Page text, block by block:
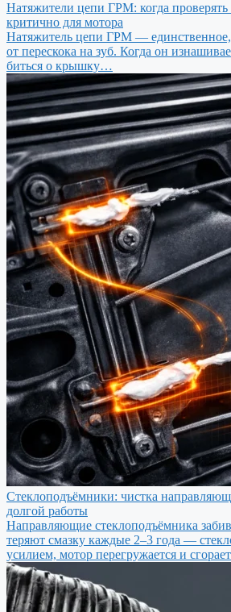
Натяжители цепи ГРМ: когда проверять
критично для мотора
Натяжитель цепи ГРМ — единственное,
от перескока на зуб. Когда он
биться о крышку…
Стеклоподъёмники: чистка
долгой работы
Направляющие стеклоподъёмника
теряют смазку каждые 2–3 года —
усилием, мотор перегружается и